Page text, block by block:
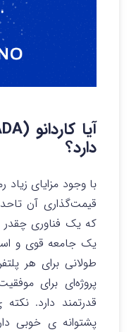
دارد؟
با وجود مزایای زیاد
قیمت‌گذاری آن
که یک فناوری
یک جامعه قوی و
طولانی برای هر
پروژه‌ای برای
قدرتمند دارد.
پشتوانه ی خوبی